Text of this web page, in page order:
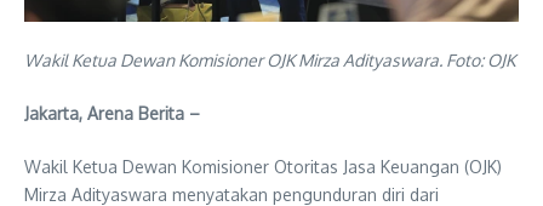
Wakil Ketua Dewan Komisioner OJK Mirza Adityaswara. Foto: OJK
Jakarta, Arena Berita –
Wakil Ketua Dewan Komisioner Otoritas Jasa Keuangan (OJK)
Mirza Adityaswara menyatakan pengunduran diri dari